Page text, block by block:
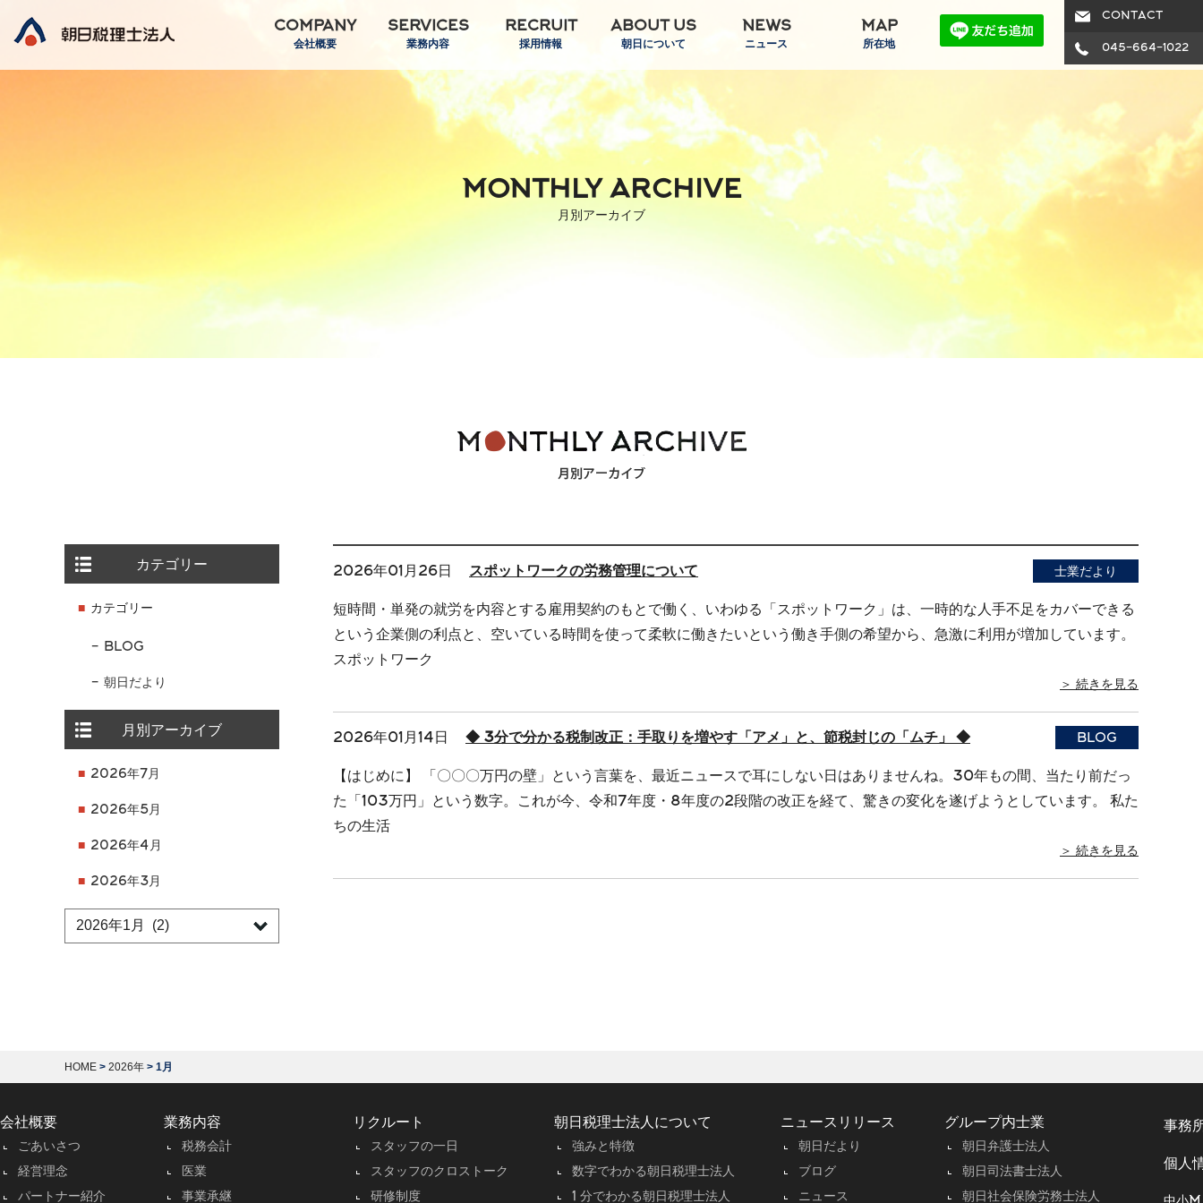
CONTACT
045-664-1022
COMPANY
会社概要
SERVICES
業務内容
RECRUIT
採用情報
ABOUT US
朝日について
NEWS
ニュース
MAP
所在地
MONTHLY ARCHIVE
月別アーカイブ
2026年01月26日 スポットワークの労務管理について 士業だより
短時間・単発の就労を内容とする雇用契約のもとで働く、いわゆる「スポットワーク」は、一時的な人手不足をカバーできる
という企業側の利点と、空いている時間を使って柔軟に働きたいという働き手側の希望から、急激に利用が増加しています。
スポットワーク
＞ 続きを見る
2026年01月14日 ◆ 3分で分かる税制改正：手取りを増やす「アメ」と、節税封じの「ムチ」 ◆ BLOG
【はじめに】 「〇〇〇万円の壁」という言葉を、最近ニュースで耳にしない日はありませんね。30年もの間、当たり前だっ
た「103万円」という数字。これが今、令和7年度・8年度の2段階の改正を経て、驚きの変化を遂げようとしています。 私た
ちの生活
＞ 続きを見る
カテゴリー
カテゴリー
BLOG
朝日だより
月別アーカイブ
2026年7月
2026年5月
2026年4月
2026年3月
HOME > 2026年 > 1月
会社概要
ごあいさつ
経営理念
パートナー紹介
業務内容
税務会計
医業
事業承継
リクルート
スタッフの一日
スタッフのクロストーク
研修制度
朝日税理士法人について
強みと特徴
数字でわかる朝日税理士法人
1 分でわかる朝日税理士法人
ニュースリリース
朝日だより
ブログ
ニュース
グループ内士業
朝日弁護士法人
朝日司法書士法人
朝日社会保険労務士法人
事務
個人